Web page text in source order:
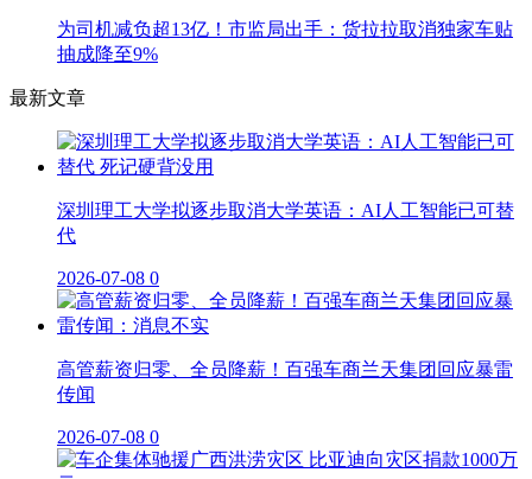
为司机减负超13亿！市监局出手：货拉拉取消独家车贴
抽成降至9%
最新文章
深圳理工大学拟逐步取消大学英语：AI人工智能已可替
代
2026-07-08 0
高管薪资归零、全员降薪！百强车商兰天集团回应暴雷
传闻
2026-07-08 0